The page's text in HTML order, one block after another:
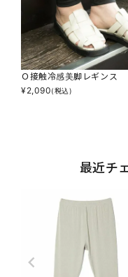
Ｏ接触冷感美脚レギンス
¥2,090(税込)
最近チ